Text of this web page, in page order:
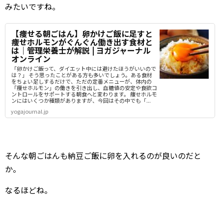
みたいですね。
【痩せる朝ごはん】卵かけご飯に足すと
痩せホルモンがぐんぐん働き出す食材と
は｜管理栄養士が解説 | ヨガジャーナル
オンライン
「卵かけご飯って、ダイエット中には避けたほうがいいので
は？」 そう思ったことがある方も多いでしょう。ある食材
をちょい足しするだけで、ただの定番メニューが、体内の
「痩せホルモン」の働きを引き出し、血糖値の安定や食欲コ
ントロールをサポートする朝食へと変わります。 痩せホルモ
ンにはいくつか種類がありますが、今回はその中でも「...
yogajournal.jp
そんな朝ごはんも納豆ご飯に卵を入れるのが良いのだと
か。
なるほどね。